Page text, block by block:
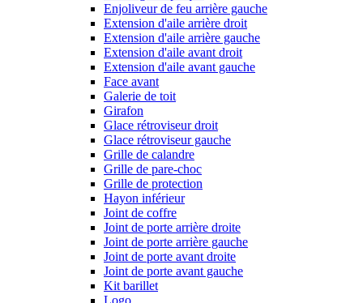
Enjoliveur de feu arrière gauche
Extension d'aile arrière droit
Extension d'aile arrière gauche
Extension d'aile avant droit
Extension d'aile avant gauche
Face avant
Galerie de toit
Girafon
Glace rétroviseur droit
Glace rétroviseur gauche
Grille de calandre
Grille de pare-choc
Grille de protection
Hayon inférieur
Joint de coffre
Joint de porte arrière droite
Joint de porte arrière gauche
Joint de porte avant droite
Joint de porte avant gauche
Kit barillet
Logo